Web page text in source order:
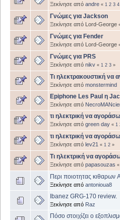
Ξεκίνησε από andre « 1 2 3 4
Γνώμες για Jackson
Ξεκίνησε από Lord-George
Γνώμες για Fender
Ξεκίνησε από Lord-George
Γνώμες για PRS
Ξεκίνησε από nikv « 1 2 3 »
Τι ηλεκτρακουστική
Ξεκίνησε από monstermind
Epiphone Les Paul η
Ξεκίνησε από
τι ηλεκτρική να
Ξεκίνησε από green day « 1
τι ηλεκτρική να
Ξεκίνησε από lev21 « 1 2 »
Τι ηλεκτρική να
Ξεκίνησε από papasouzas «
Περι ποιοτητας κιθαρων
Ξεκίνησε από antonioua8
Ibanez GRG-170 review.
Ξεκίνησε από Raz
Πόσο στοιχίζει ο